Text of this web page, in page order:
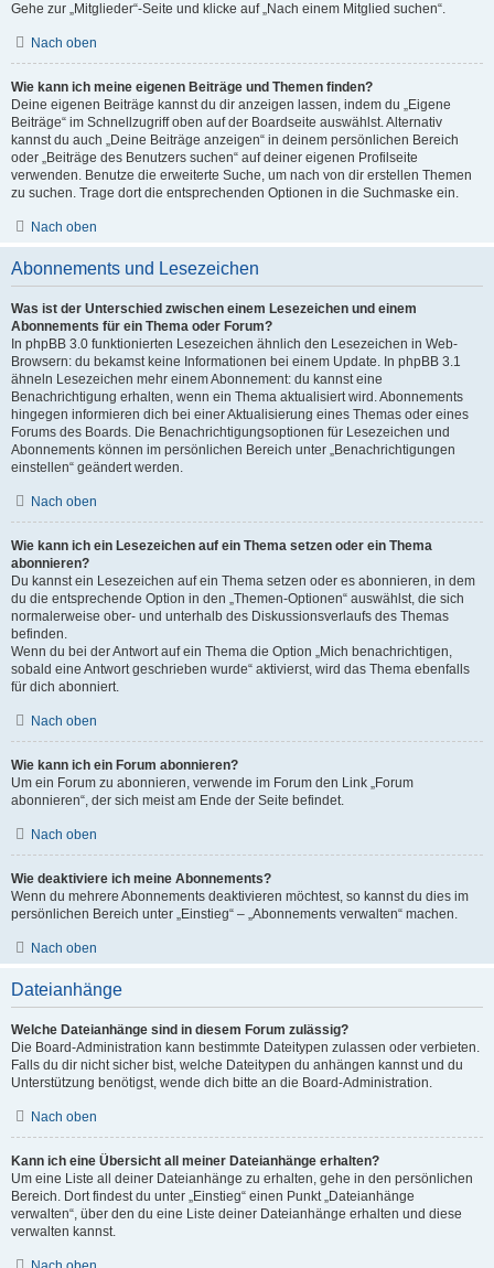
Gehe zur „Mitglieder“-Seite und klicke auf „Nach einem Mitglied suchen“.
Nach oben
Wie kann ich meine eigenen Beiträge und Themen finden?
Deine eigenen Beiträge kannst du dir anzeigen lassen, indem du „Eigene
Beiträge“ im Schnellzugriff oben auf der Boardseite auswählst. Alternativ
kannst du auch „Deine Beiträge anzeigen“ in deinem persönlichen Bereich
oder „Beiträge des Benutzers suchen“ auf deiner eigenen Profilseite
verwenden. Benutze die erweiterte Suche, um nach von dir erstellen Themen
zu suchen. Trage dort die entsprechenden Optionen in die Suchmaske ein.
Nach oben
Abonnements und Lesezeichen
Was ist der Unterschied zwischen einem Lesezeichen und einem
Abonnements für ein Thema oder Forum?
In phpBB 3.0 funktionierten Lesezeichen ähnlich den Lesezeichen in Web-
Browsern: du bekamst keine Informationen bei einem Update. In phpBB 3.1
ähneln Lesezeichen mehr einem Abonnement: du kannst eine
Benachrichtigung erhalten, wenn ein Thema aktualisiert wird. Abonnements
hingegen informieren dich bei einer Aktualisierung eines Themas oder eines
Forums des Boards. Die Benachrichtigungsoptionen für Lesezeichen und
Abonnements können im persönlichen Bereich unter „Benachrichtigungen
einstellen“ geändert werden.
Nach oben
Wie kann ich ein Lesezeichen auf ein Thema setzen oder ein Thema
abonnieren?
Du kannst ein Lesezeichen auf ein Thema setzen oder es abonnieren, in dem
du die entsprechende Option in den „Themen-Optionen“ auswählst, die sich
normalerweise ober- und unterhalb des Diskussionsverlaufs des Themas
befinden.
Wenn du bei der Antwort auf ein Thema die Option „Mich benachrichtigen,
sobald eine Antwort geschrieben wurde“ aktivierst, wird das Thema ebenfalls
für dich abonniert.
Nach oben
Wie kann ich ein Forum abonnieren?
Um ein Forum zu abonnieren, verwende im Forum den Link „Forum
abonnieren“, der sich meist am Ende der Seite befindet.
Nach oben
Wie deaktiviere ich meine Abonnements?
Wenn du mehrere Abonnements deaktivieren möchtest, so kannst du dies im
persönlichen Bereich unter „Einstieg“ – „Abonnements verwalten“ machen.
Nach oben
Dateianhänge
Welche Dateianhänge sind in diesem Forum zulässig?
Die Board-Administration kann bestimmte Dateitypen zulassen oder verbieten.
Falls du dir nicht sicher bist, welche Dateitypen du anhängen kannst und du
Unterstützung benötigst, wende dich bitte an die Board-Administration.
Nach oben
Kann ich eine Übersicht all meiner Dateianhänge erhalten?
Um eine Liste all deiner Dateianhänge zu erhalten, gehe in den persönlichen
Bereich. Dort findest du unter „Einstieg“ einen Punkt „Dateianhänge
verwalten“, über den du eine Liste deiner Dateianhänge erhalten und diese
verwalten kannst.